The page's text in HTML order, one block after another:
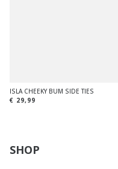
ISLA CHEEKY BUM SIDE TIES
€ 29,99
SHOP